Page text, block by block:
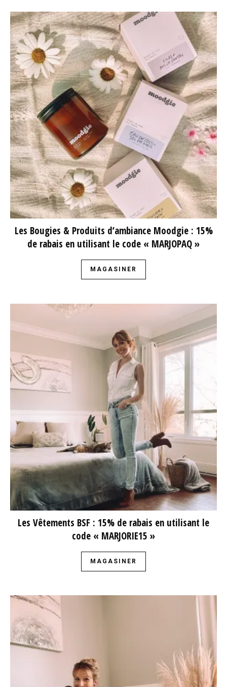
Les Bougies & Produits d’ambiance Moodgie : 15%
de rabais en utilisant le code « MARJOPAQ »
MAGASINER
Les Vêtements BSF : 15% de rabais en utilisant le
code « MARJORIE15 »
MAGASINER